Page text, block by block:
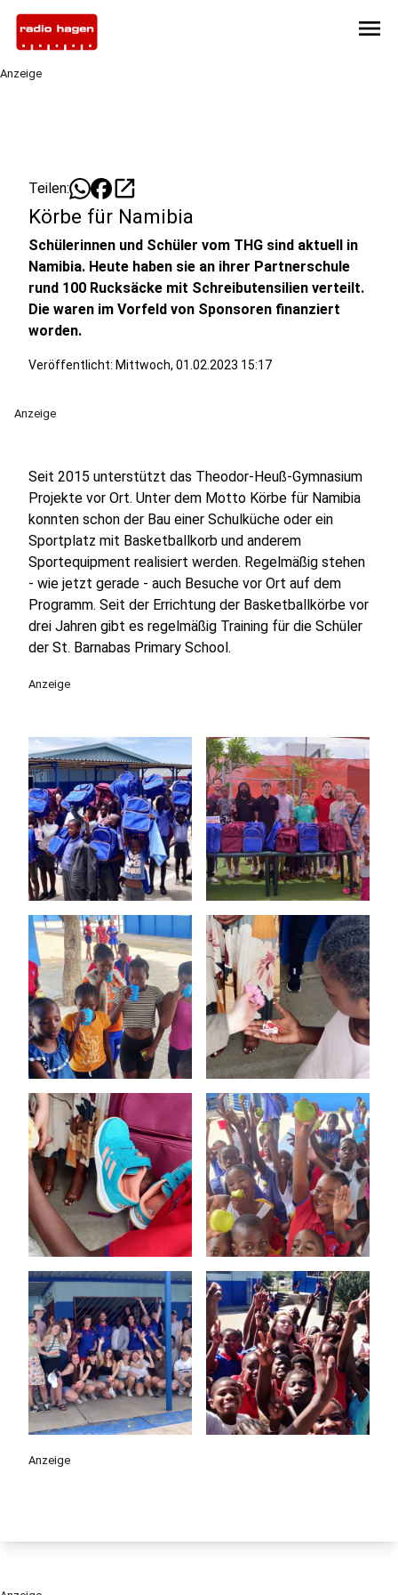
menu
Anzeige
Teilen: open_in_new
Körbe für Namibia
Schülerinnen und Schüler vom THG sind aktuell in
Namibia. Heute haben sie an ihrer Partnerschule
rund 100 Rucksäcke mit Schreibutensilien verteilt.
Die waren im Vorfeld von Sponsoren finanziert
worden.
Veröffentlicht: Mittwoch, 01.02.2023 15:17
Anzeige
Seit 2015 unterstützt das Theodor-Heuß-Gymnasium
Projekte vor Ort. Unter dem Motto Körbe für Namibia
konnten schon der Bau einer Schulküche oder ein
Sportplatz mit Basketballkorb und anderem
Sportequipment realisiert werden. Regelmäßig stehen
- wie jetzt gerade - auch Besuche vor Ort auf dem
Programm. Seit der Errichtung der Basketballkörbe vor
drei Jahren gibt es regelmäßig Training für die Schüler
der St. Barnabas Primary School.
Anzeige
Anzeige